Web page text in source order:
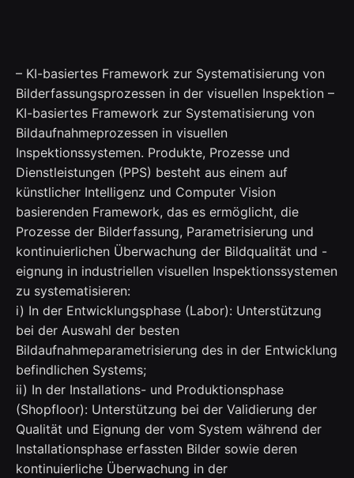
– KI-basiertes Framework zur Systematisierung von
Bilderfassungsprozessen in der visuellen Inspektion –
KI-basiertes Framework zur Systematisierung von
Bildaufnahmeprozessen in visuellen
Inspektionssystemen. Produkte, Prozesse und
Dienstleistungen (PPS) besteht aus einem auf
künstlicher Intelligenz und Computer Vision
basierenden Framework, das es ermöglicht, die
Prozesse der Bilderfassung, Parametrisierung und
kontinuierlichen Überwachung der Bildqualität und -
eignung in industriellen visuellen Inspektionssystemen
zu systematisieren:
i) In der Entwicklungsphase (Labor): Unterstützung
bei der Auswahl der besten
Bildaufnahmeparametrisierung des in der Entwicklung
befindlichen Systems;
ii) In der Installations- und Produktionsphase
(Shopfloor): Unterstützung bei der Validierung der
Qualität und Eignung der vom System während der
Installationsphase erfassten Bilder sowie deren
kontinuierliche Überwachung in der